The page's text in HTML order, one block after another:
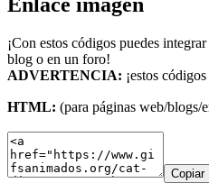
¡Con estos códigos puedes
blog o en un foro!
ADVERTENCIA: ¡estos
HTML: (para páginas web/blogs/
Copiar